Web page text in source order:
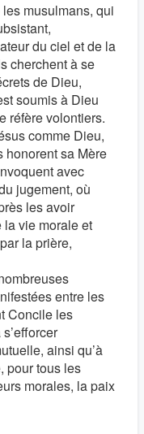
musulmans, qui
du ciel et de la
cherchent à se
de Dieu,
soumis à Dieu
réfère volontiers.
comme Dieu,
honorent sa Mère
avec
jugement, où
les avoir
la vie morale et
la prière,
entre les
Concile les
ainsi qu’à
pour tous les
morales, la paix